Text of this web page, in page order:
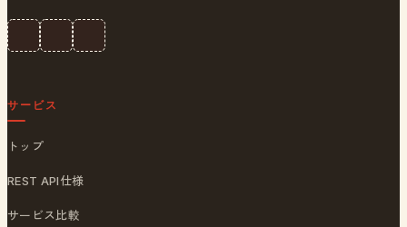
サービス
トップ
REST API仕様
サービス比較